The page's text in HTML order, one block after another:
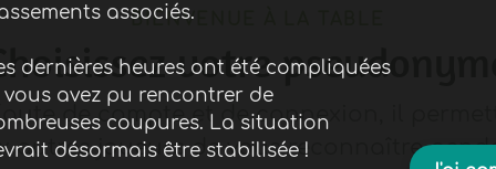
associés.
dernières heures ont été compliquées
vous avez pu rencontrer de
coupures. La situation
désormais être stabilisée !
BIENVENUE À LA TABLE
votre pseudonyme
de compte et de connexion, il
autres joueurs de vous reconnaître